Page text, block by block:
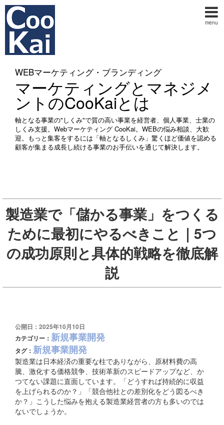
menu
WEBマーケティング・ブランディング
マーケティングとマネジメ
ントのCooKaiとは
軸となる事業の"しくみ"で質の高い事業を経営者、個人事業、士業の
しくみ支援。Webマーケティング CooKai。WEBの悩み相談、大歓
迎。もっと集客をするには「軸となるしくみ」驚くほど価値を認める
顧客が集まる成長し続ける事業のお手伝いを通じて解決します。
製造業で「儲かる事業」をつくる
ために最初にやるべきこと｜5つ
の成功原則と具体的戦略を徹底解
説
公開日：2025年10月10日
カテゴリー： 新規事業開発
タグ： 新規事業開発
製造業は日本経済の重要な柱でありながら、原材料費の高
騰、激化する価格競争、技術革新のスピードアップなど、か
つてない課題に直面しています。「どうすれば持続的に収益
を上げられるのか？」「競合他社との差別化をどう図るべき
か？」こうした悩みを抱える製造業経営者の方も多いのでは
ないでしょうか。